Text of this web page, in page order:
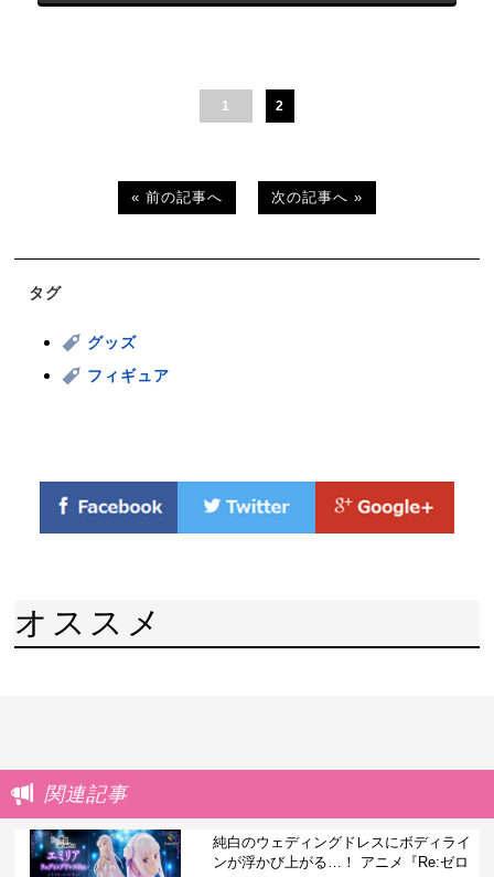
1 2
« 前の記事へ 次の記事へ »
タグ
グッズ
フィギュア
オススメ
関連記事
純白のウェディングドレスにボディライ
ンが浮かび上がる…！ アニメ『Re:ゼロ